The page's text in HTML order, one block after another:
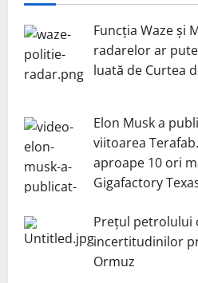
Funcția Waze și
radarelor ar
luată de Curtea
Elon Musk a
viitoarea
aproape 10 ori
Gigafactory
Prețul petrolului
incertitudinilor
Ormuz